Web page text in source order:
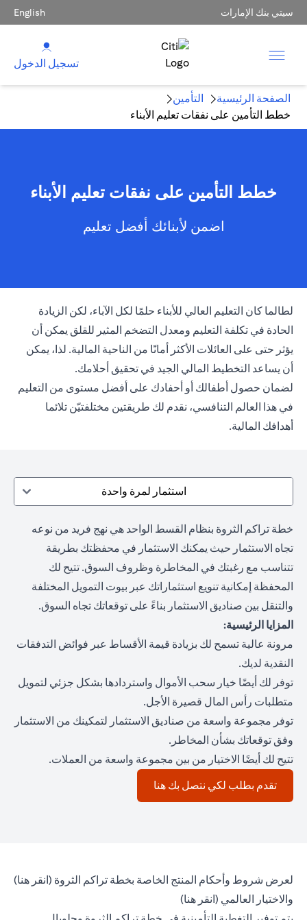
سيتي بنك الإمارات English
تسجيل الدخول
الصفحة الرئيسية
التأمين
خطط التأمين على نفقات تعليم الأبناء
خطط التأمين على نفقات تعليم الأبناء
اضمن لأبنائك أفضل تعليم
لطالما كان التعليم العالي للأبناء حلمًا لكل الآباء، لكن الزيادة
الحادة في تكلفة التعليم ومعدل التضخم المثير للقلق يمكن أن
يؤثر حتى على العائلات الأكثر أمانًا من الناحية المالية. لذا، يمكن
أن يساعد التخطيط المالي الجيد في تحقيق أحلامك.
لضمان حصول أطفالك أو أحفادك على أفضل مستوى من التعليم
في هذا العالم التنافسي، نقدم لك طريقتين مختلفتيّن تلائما
أهدافك المالية.
استثمار لمرة واحدة
خطة تراكم الثروة بنظام القسط الواحد هي نهج فريد من نوعه
تجاه الاستثمار حيث يمكنك الاستثمار في محفظتك بطريقة
تتناسب مع رغبتك في المخاطرة وظروف السوق. تتيح لك
المحفظة إمكانية تنويع استثماراتك عبر بيوت التمويل المختلفة
والتنقل بين صناديق الاستثمار بناءً على توقعاتك تجاه السوق.
المزايا الرئيسية:
مرونة عالية تسمح لك بزيادة قيمة الأقساط عبر فوائض التدفقات
النقدية لديك.
توفر لك أيضًا خيار سحب الأموال واستردادها بشكل جزئي لتمويل
متطلبات رأس المال قصيرة الأجل.
توفر مجموعة واسعة من صناديق الاستثمار لتمكينك من الاستثمار
وفق توقعاتك بشأن المخاطر.
تتيح لك أيضًا الاختيار من بين مجموعة واسعة من العملات.
تقدم بطلب لكي نتصل بك هنا
لعرض شروط وأحكام المنتج الخاصة بخطة تراكم الثروة (انقر هنا(opens in a new tab)
)
والاختيار العالمي (انقر هنا(opens in a new tab)
)